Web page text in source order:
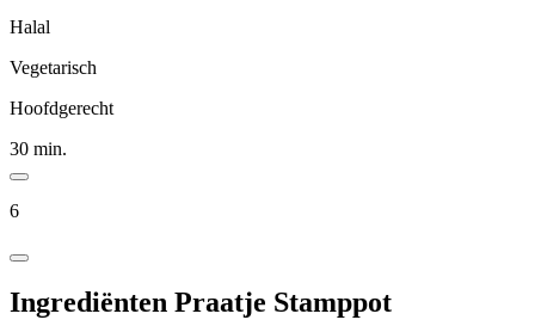
Halal
Vegetarisch
Hoofdgerecht
30 min.
6
Ingrediënten Praatje Stamppot